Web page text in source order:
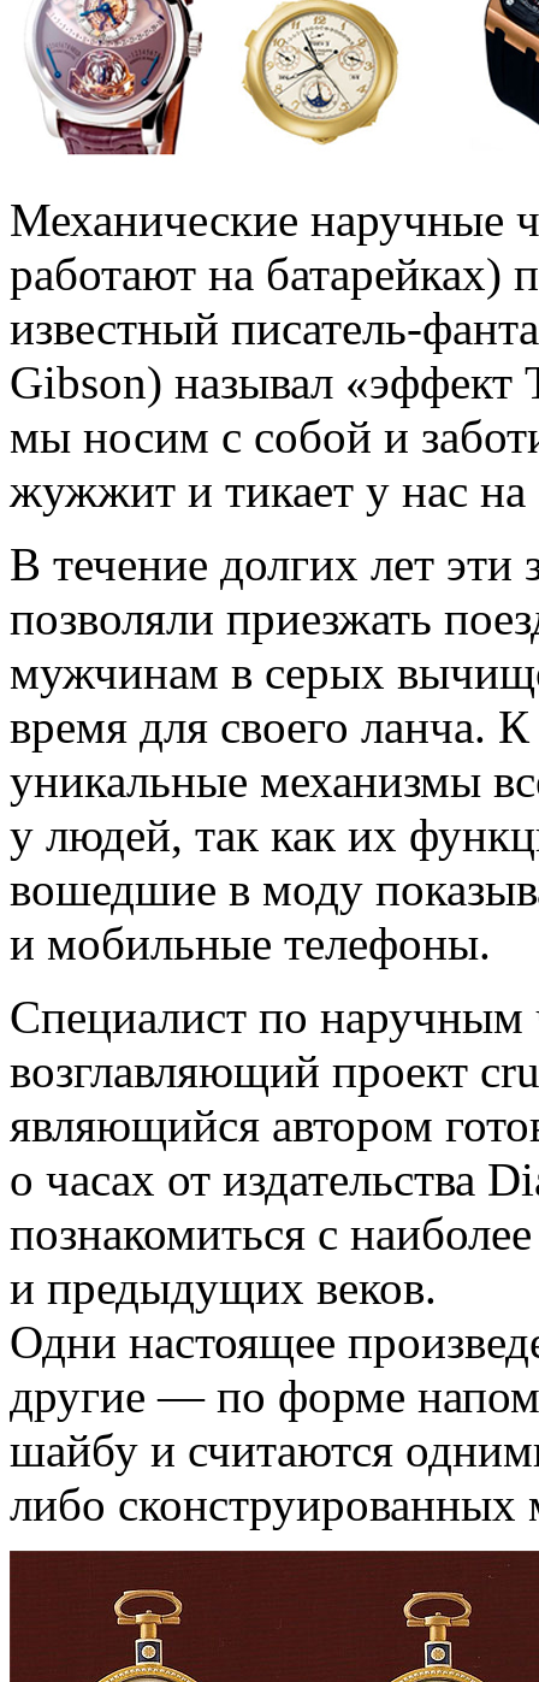
Механические наручные
работают на батарейках)
известный писатель-
Gibson) называл
мы носим с собой и
жужжит и тикает у нас на
В течение долгих лет
позволяли приезжать
мужчинам в серых
время для своего ланча.
уникальные механизмы
у людей, так как их
вошедшие в моду
и мобильные телефоны.
Специалист по
возглавляющий проект
являющийся автором
о часах от издательства
познакомиться с
и предыдущих веков.
Одни настоящее
другие — по форме
шайбу и считаются
либо сконструированных